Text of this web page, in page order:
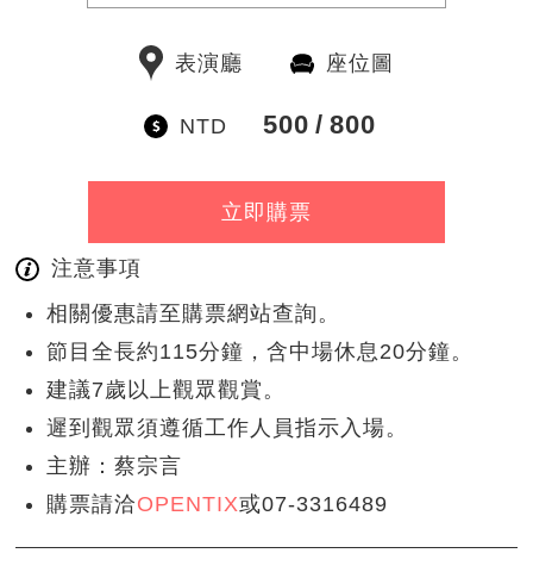
表演廳 座位圖
NTD 500 800
立即購票
注意事項
相關優惠請至購票網站查詢。
節目全長約115分鐘，含中場休息20分鐘。
建議7歲以上觀眾觀賞。
遲到觀眾須遵循工作人員指示入場。
主辦：蔡宗言
購票請洽OPENTIX或07-3316489